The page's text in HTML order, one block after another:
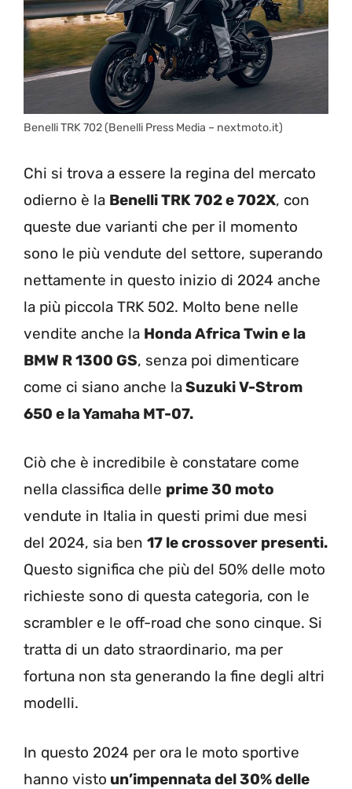
Benelli TRK 702 (Benelli Press Media – nextmoto.it)
Chi si trova a essere la regina del mercato
odierno è la Benelli TRK 702 e 702X, con
queste due varianti che per il momento
sono le più vendute del settore, superando
nettamente in questo inizio di 2024 anche
la più piccola TRK 502. Molto bene nelle
vendite anche la Honda Africa Twin e la
BMW R 1300 GS, senza poi dimenticare
come ci siano anche laSuzuki V-Strom
650 e la Yamaha MT-07.
Ciò che è incredibile è constatare come
nella classifica delle prime 30 moto
vendute in Italia in questi primi due mesi
del 2024, sia ben 17 le crossover presenti.
Questo significa che più del 50% delle moto
richieste sono di questa categoria, con le
scrambler e le off-road che sono cinque. Si
tratta di un dato straordinario, ma per
fortuna non sta generando la fine degli altri
modelli.
In questo 2024 per ora le moto sportive
hanno visto un’impennata del 30% delle